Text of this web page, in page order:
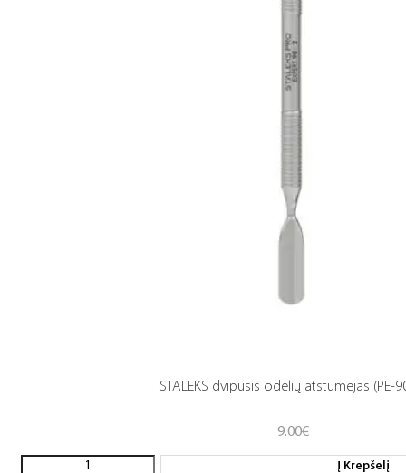
STALEKS dvipusis odelių atstūmėjas (PE-
9.00€
Į Krepšelį